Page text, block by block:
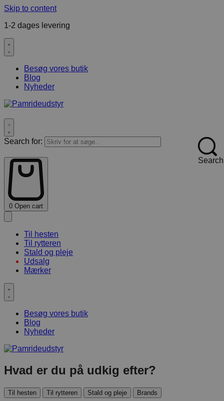
Skip to content
1-2 dages levering
Besøg vores butik
Blog
Nyheder
Search for:
Search
0 Open cart
Til hesten
Til rytteren
Stald og pleje
Udsalg
Mærker
Besøg vores butik
Blog
Nyheder
Hvad er du på udkig efter?
Til hesten Til rytteren Stald og pleje Brands